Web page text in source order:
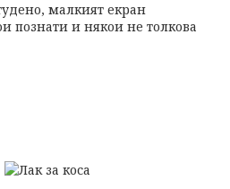
малкият екран
познати и някои не толкова